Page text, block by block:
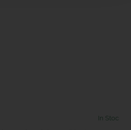
In Stoc